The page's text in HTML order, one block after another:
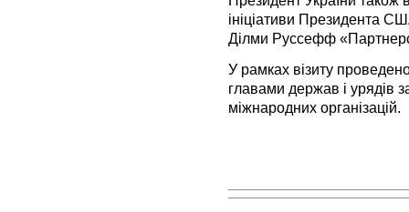
ініціативи Президента
Ділми Руссефф
У рамках візиту проведено
главами держав і урядів
міжнародних організацій.